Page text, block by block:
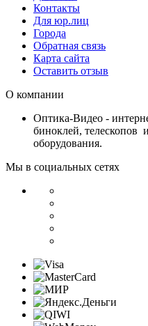
Контакты
Для юр.лиц
Города
Обратная связь
Карта сайта
Оставить отзыв
О компании
Оптика-Видео -
биноклей, телескопов
оборудования.
Мы в социальных сетях